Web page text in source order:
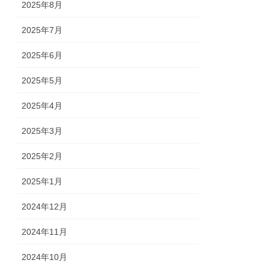
2025年8月
2025年7月
2025年6月
2025年5月
2025年4月
2025年3月
2025年2月
2025年1月
2024年12月
2024年11月
2024年10月